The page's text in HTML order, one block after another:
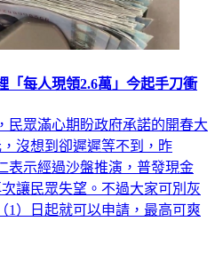
「每人現領2.6萬」今起手刀衝
民眾滿心期盼政府承諾的開春大
沒想到卻遲遲等不到，昨
表示經過沙盤推演，普發現金
讓民眾失望。不過大家可別灰
1）日起就可以申請，最高可爽